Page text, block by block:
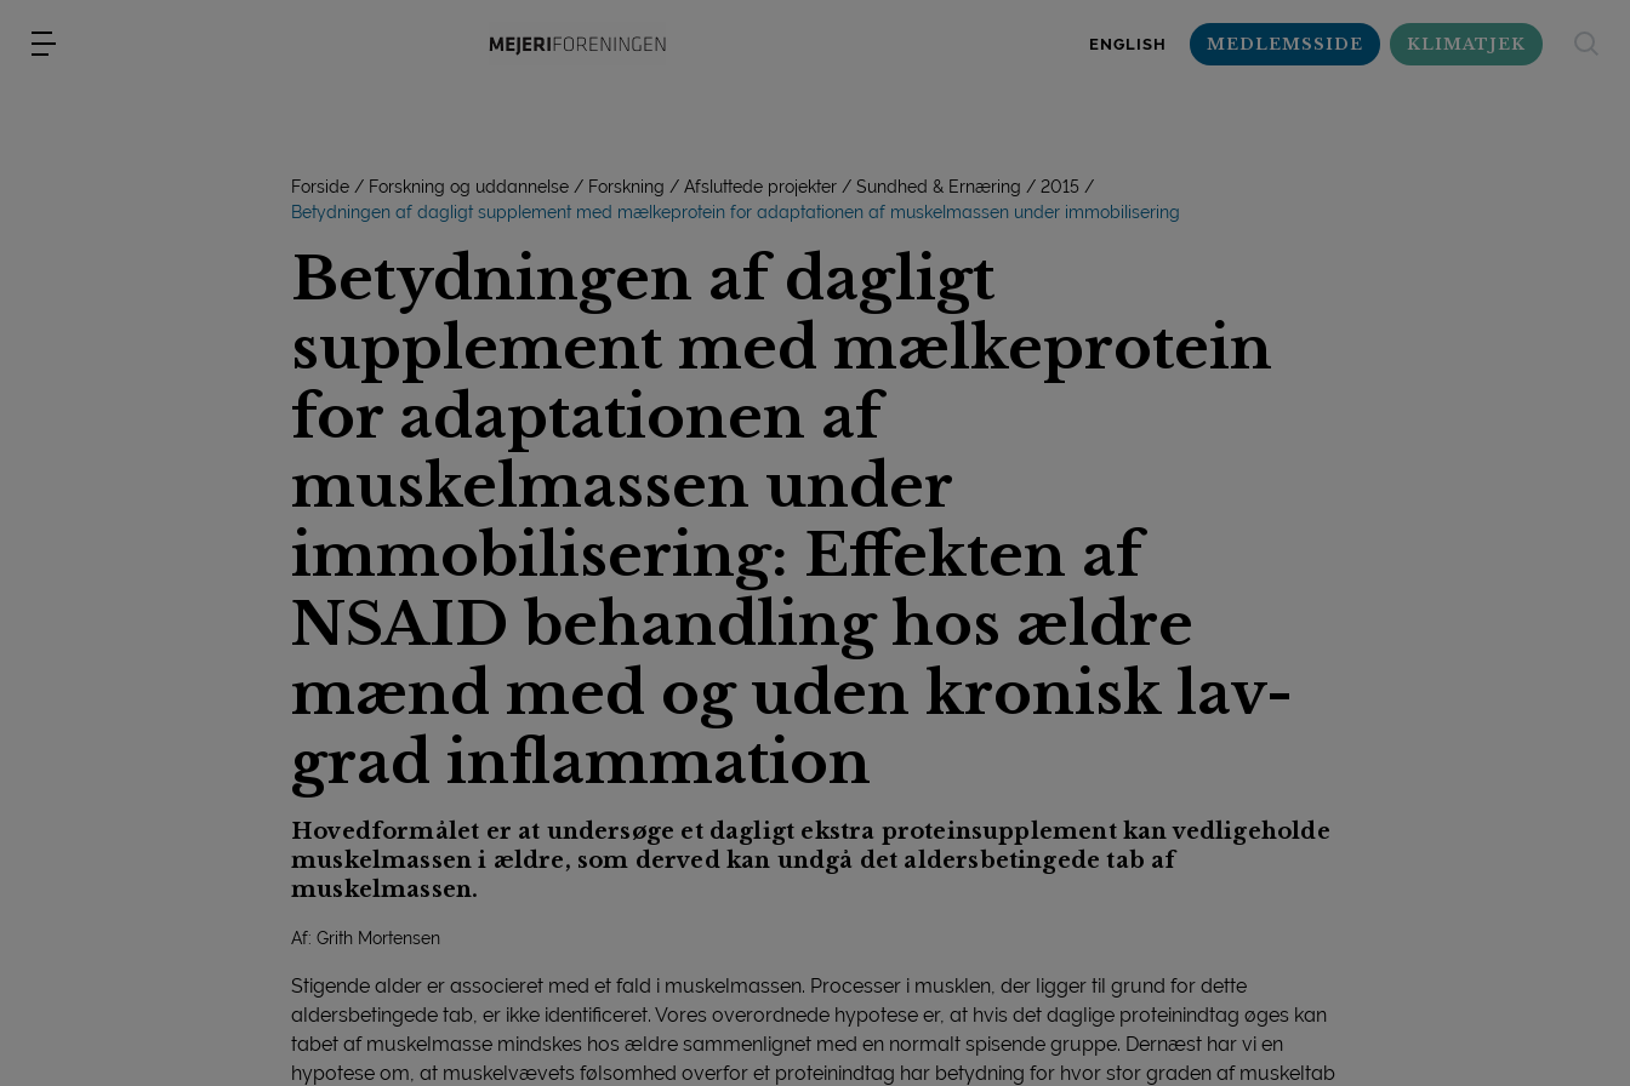
ENGLISH MEDLEMSSIDE KLIMATJEK
Forside Forskning og uddannelse Forskning Afsluttede projekter Sundhed & Ernæring
2015
Betydningen af dagligt supplement med mælkeprotein for adaptationen af muskelmassen under immobilisering
Betydningen af dagligt
supplement med mælkeprotein
for adaptationen af
muskelmassen under
immobilisering: Effekten af
NSAID behandling hos ældre
mænd med og uden kronisk lav-
grad inflammation
Hovedformålet er at undersøge et dagligt ekstra proteinsupplement kan vedligeholde
muskelmassen i ældre, som derved kan undgå det aldersbetingede tab af
muskelmassen.
Af: Grith Mortensen
Stigende alder er associeret med et fald i muskelmassen. Processer i musklen, der ligger til grund for dette
aldersbetingede tab, er ikke identificeret. Vores overordnede hypotese er, at hvis det daglige proteinindtag øges kan
tabet af muskelmasse mindskes hos ældre sammenlignet med en normalt spisende gruppe. Dernæst har vi en
hypotese om, at muskelvævets følsomhed overfor et proteinindtag har betydning for hvor stor graden af muskeltab